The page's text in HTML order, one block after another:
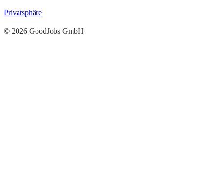
Privatsphäre
© 2026 GoodJobs GmbH